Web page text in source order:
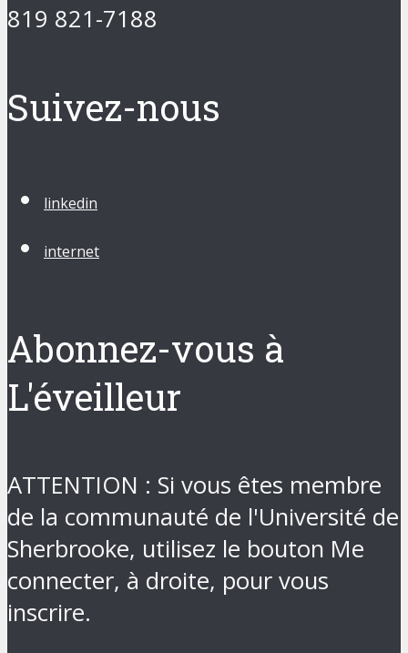
819 821-7188
Suivez-nous
linkedin
internet
Abonnez-vous à
L'éveilleur
ATTENTION : Si vous êtes membre
de la communauté de l'Université de
Sherbrooke, utilisez le bouton Me
connecter, à droite, pour vous
inscrire.